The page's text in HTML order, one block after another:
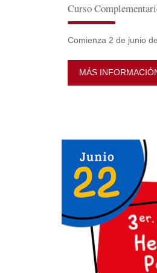
Curso
Comienza 2 de junio
MÁS